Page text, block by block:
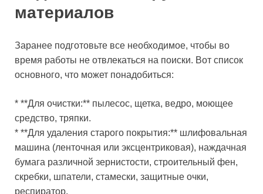
материалов
Заранее подготовьте все необходимое, чтобы во
время работы не отвлекаться на поиски. Вот список
основного, что может понадобиться:
* **Для очистки:** пылесос, щетка, ведро, моющее
средство, тряпки.
* **Для удаления старого покрытия:** шлифовальная
машина (ленточная или эксцентриковая), наждачная
бумага различной зернистости, строительный фен,
скребки, шпатели, стамески, защитные очки,
респиратор.